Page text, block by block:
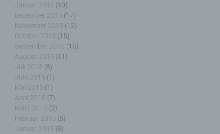
Januar 2016 (10)
Dezember 2015 (17)
November 2015 (12)
Oktober 2015 (15)
September 2015 (15)
August 2015 (11)
Juli 2015 (8)
Juni 2015 (1)
Mai 2015 (1)
April 2015 (7)
März 2015 (2)
Februar 2015 (6)
Januar 2015 (5)
Nicht kommerzielle Homepage Woiga.de
Wolfgang Behling
Karwendelstraße 9
82499 Wallgau
Deutschland
E-Mail: wolfgang.behling@t-online.de
Cookies / SessionStorage / LocalStorage